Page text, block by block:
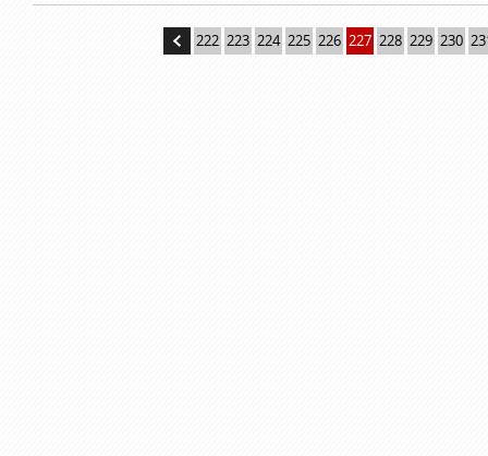
222 223 224 225 226 227 228 229 230